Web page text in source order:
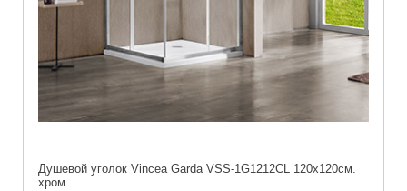
Душевой уголок Vincea Garda VSS-1G1212CL 120х120см.
хром